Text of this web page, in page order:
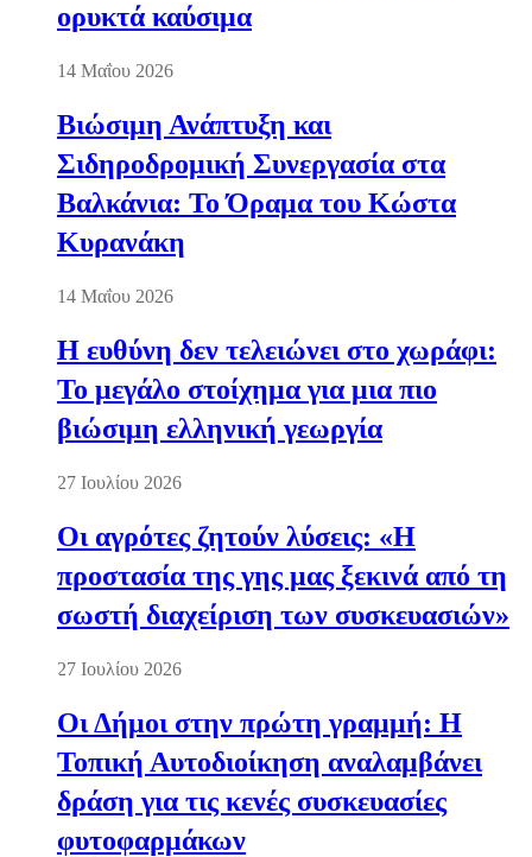
ορυκτά καύσιμα
14 Μαΐου 2026
Βιώσιμη Ανάπτυξη και
Σιδηροδρομική Συνεργασία στα
Βαλκάνια: Το Όραμα του Κώστα
Κυρανάκη
14 Μαΐου 2026
Η ευθύνη δεν τελειώνει στο χωράφι:
Το μεγάλο στοίχημα για μια πιο
βιώσιμη ελληνική γεωργία
27 Ιουλίου 2026
Οι αγρότες ζητούν λύσεις: «Η
προστασία της γης μας ξεκινά από τη
σωστή διαχείριση των συσκευασιών»
27 Ιουλίου 2026
Οι Δήμοι στην πρώτη γραμμή: Η
Τοπική Αυτοδιοίκηση αναλαμβάνει
δράση για τις κενές συσκευασίες
φυτοφαρμάκων